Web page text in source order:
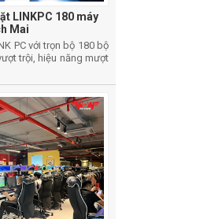
LINKPC 180 máy
Mai
PC với trọn bộ 180 bộ
trội, hiệu năng mượt